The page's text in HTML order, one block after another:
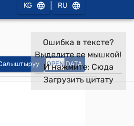
KG RU
OPEN DATA
Ошибка в тексте?
Выделите ее мышкой!
И нажмите: Сюда
Загрузить цитату